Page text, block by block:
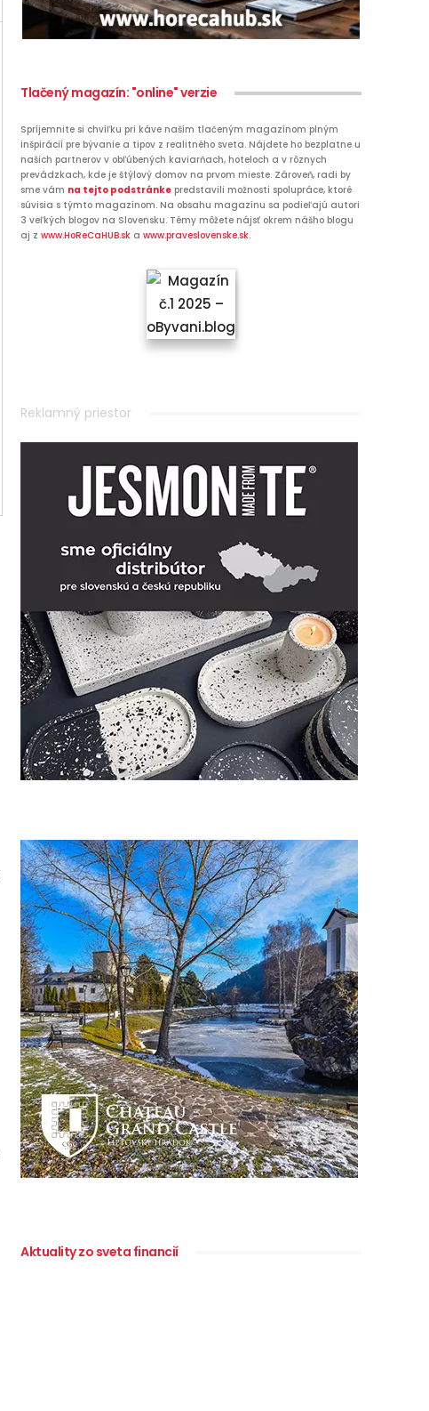
Tlačený magazín: "online" verzie
Spríjemnite si chvíľku pri káve naším tlačeným magazínom plným
inšpirácií pre bývanie a tipov z realitného sveta. Nájdete ho bezplatne u
našich partnerov v obľúbených kaviarňach, hoteloch a v rôznych
prevádzkach, kde je štýlový domov na prvom mieste. Zároveň, radi by
sme vám na tejto podstránke predstavili možnosti spolupráce, ktoré
súvisia s týmto magazínom. Na obsahu magazínu sa podieľajú autori
3 veľkých blogov na Slovensku. Témy môžete nájsť okrem nášho blogu
aj z www.HoReCaHUB.sk a www.praveslovenske.sk.
Reklamný priestor
Aktuality zo sveta financií